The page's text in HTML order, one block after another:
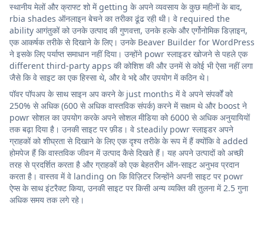
स्थानीय मेलों और क्राफ्ट शो में getting के अपने व्यवसाय के कुछ महीनों के बाद,
rbia shades ऑनलाइन बेचने का तरीका ढूंढ रही थी। वे required the
ability आगंतुकों को उनके उत्पाद की गुणवत्ता, उनके हल्के और एर्गोनोमिक डिज़ाइन,
एक आकर्षक तरीके से दिखाने के लिए। उनके Beaver Builder for WordPress
ने इसके लिए पर्याप्त समाधान नहीं दिया। उन्होंने powr स्लाइडर खोजने से पहले एक
different third-party apps की कोशिश की और उनमें से कोई भी ऐसा नहीं लगा
जैसे कि वे साइट का एक हिस्सा थे, और वे भद्दे और उपयोग में कठिन थे।
पॉवर पॉपअप के साथ साइन अप करने के just months में वे अपने संपर्कों को
250% से अधिक (600 से अधिक वास्तविक संपर्क) करने में सक्षम थे और boost ने
powr सोशल का उपयोग करके अपने सोशल मीडिया को 6000 से अधिक अनुयायियों
तक बढ़ा दिया है। उनकी साइट पर फ़ीड। वे steadily powr स्लाइडर अपने
ग्राहकों को शीघ्रता से दिखाने के लिए एक दृश्य तरीके के रूप में हैं क्योंकि वे added
होमपेज हैं कि वास्तविक जीवन में उत्पाद कैसे दिखते हैं। यह अपने उत्पादों को अच्छी
तरह से प्रदर्शित करता है और ग्राहकों को एक बेहतरीन ऑन-साइट अनुभव प्रदान
करता है। वास्तव में वे landing on कि विज़िटर जिन्होंने अपनी साइट पर powr
ऐप्स के साथ इंटरैक्ट किया, उनकी साइट पर किसी अन्य व्यक्ति की तुलना में 2.5 गुना
अधिक समय तक लगे रहे।